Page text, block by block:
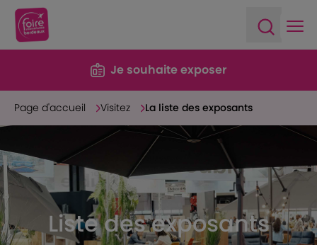
Je souhaite exposer
Page d'accueil Visitez La liste des exposants
Liste des exposants